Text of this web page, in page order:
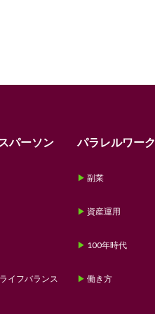
パーソン
イフバランス
パラレルワーク
副業
資産運用
100年時代
働き方